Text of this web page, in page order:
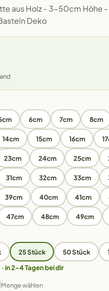
aus Holz - 3-50cm Höhe -
Deko
6cm 7cm 8cm
14cm 15cm 16cm
23cm 24cm 25cm
31cm 32cm 33cm
39cm 40cm 41cm
47cm 48cm 49cm
25 Stück 50 Stück
in 2–4 Tagen bei dir
Menge wählen